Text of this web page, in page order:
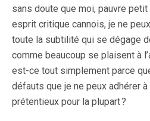
sans doute que moi, pauvre
esprit critique cannois, je ne
toute la subtilité qui se dégage
comme beaucoup se plaisent à
est-ce tout simplement parce
défauts que je ne peux adhérer
prétentieux pour la plupart ?